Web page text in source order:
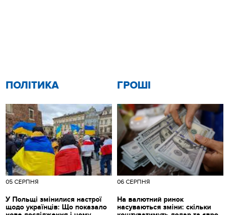
ПОЛІТИКА
05 СЕРПНЯ
У Польщі змінилися настрої
щодо українців: Що показало
ГРОШІ
06 СЕРПНЯ
На валютний ринок
насуваються зміни: скільки